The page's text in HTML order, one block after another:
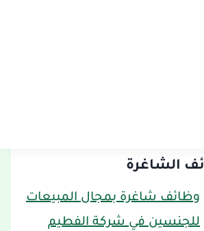
الشاغرة
وظائف شاغرة بمجال المبيعات
للجنسين في شركة الفطيم